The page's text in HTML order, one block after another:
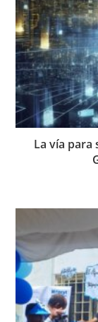
La vía